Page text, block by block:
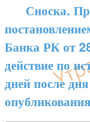
Сноска.
Банка РК от
действие по
дней после